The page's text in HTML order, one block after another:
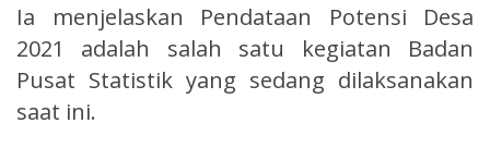
Ia menjelaskan Pendataan Potensi Desa
2021 adalah salah satu kegiatan Badan
Pusat Statistik yang sedang dilaksanakan
saat ini.